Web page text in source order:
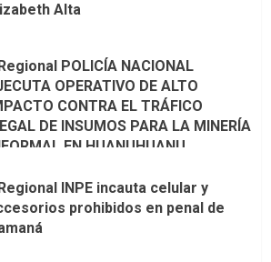
Alta
POLICÍA NACIONAL
OPERATIVO DE ALTO
CONTRA EL TRÁFICO
DE INSUMOS PARA LA MINERÍA
EN HUANUHUANU
INPE incauta celular y
prohibidos en penal de